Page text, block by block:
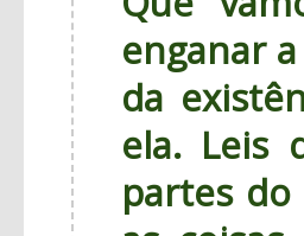
enganar
da
ela. Leis
partes